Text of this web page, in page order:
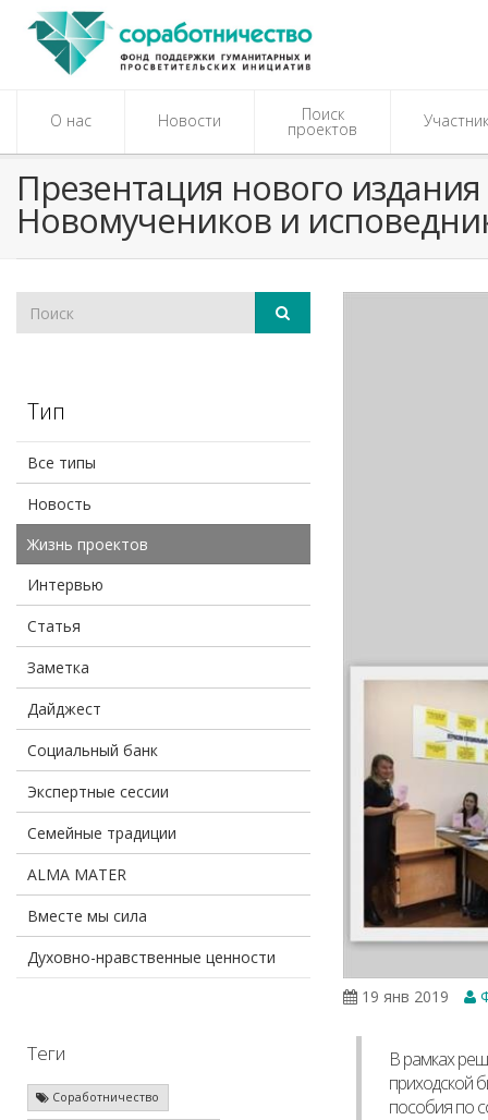
О нас Новости Поиск
проектов
Презентация нового
Новомучеников и
Тип
Все типы
Новость
Жизнь проектов
Интервью
Статья
Заметка
Дайджест
Социальный банк
Экспертные сессии
Семейные традиции
ALMA MATER
Вместе мы сила
Духовно-нравственные ценности
Теги
Соработничество
19 янв 2019
В рамках
приходской
пособия по